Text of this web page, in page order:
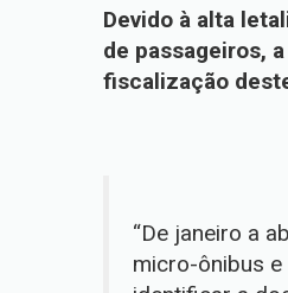
Devido à alta
de passageiros,
fiscalização
“De janeiro a
micro-ônibus e